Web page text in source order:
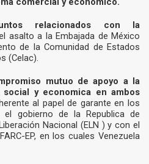
relacionados con la
asalto a la Embajada de México
de la Comunidad de Estados
(Celac).
mutuo de apoyo a la
y economica en ambos
al papel de garante en los
gobierno de la Republica de
Nacional (ELN ) y con el
EP, en los cuales Venezuela